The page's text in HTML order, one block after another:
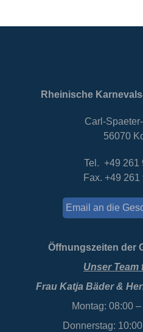
Rheinische
Carl-
56070
Tel. +49 261
Fax. +49
Email an die
Öffnungszeiten der
Unser Team
Frau Katja Bäder &
Montag: 08:00
Donnerstag: